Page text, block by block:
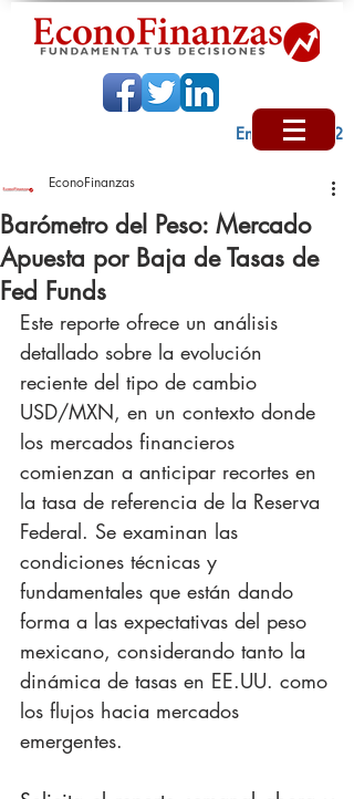
Encabezado 2
Barómetro del Peso: Mercado
Apuesta por Baja de Tasas de
Fed Funds
EconoFinanzas
Este reporte ofrece un análisis
detallado sobre la evolución
reciente del tipo de cambio
USD/MXN, en un contexto donde
los mercados financieros
comienzan a anticipar recortes en
la tasa de referencia de la Reserva
Federal. Se examinan las
condiciones técnicas y
fundamentales que están dando
forma a las expectativas del peso
mexicano, considerando tanto la
dinámica de tasas en EE.UU. como
los flujos hacia mercados
emergentes.